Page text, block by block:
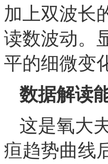
加上双波长
读数波动。
平的细微变
数据解读
这是氧大
疸趋势曲线